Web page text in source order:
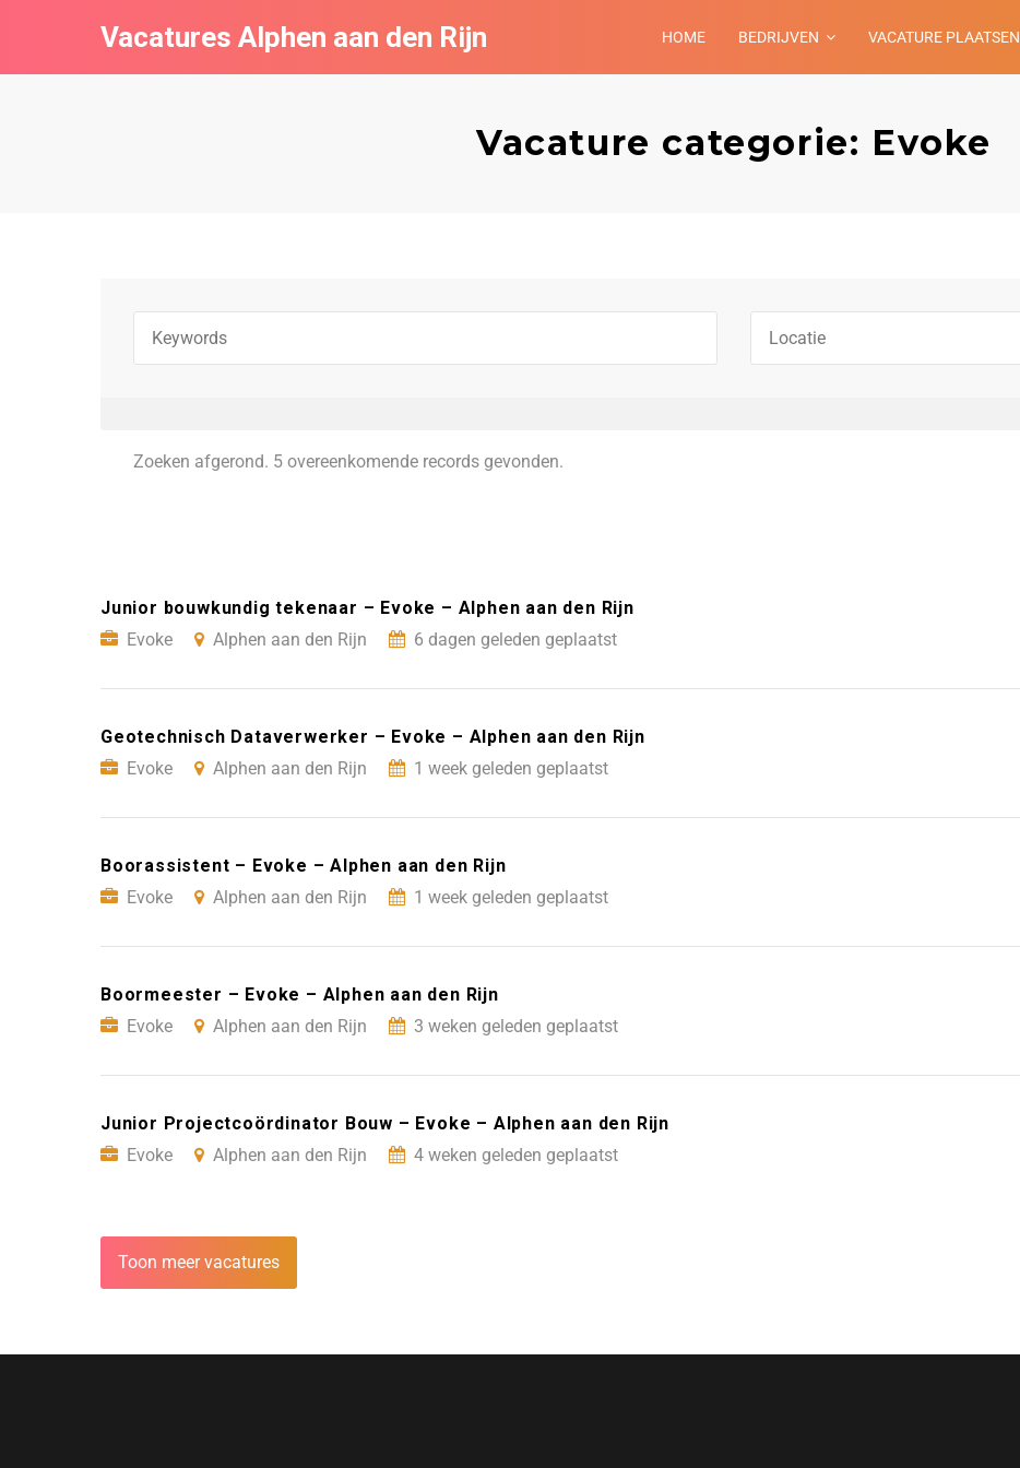
Vacatures Alphen aan den Rijn HOME BEDRIJVEN VACATURE PLAATSEN
Vacature categorie: Evoke
Zoeken afgerond. 5 overeenkomende records gevonden.
Junior bouwkundig tekenaar – Evoke – Alphen aan den Rijn
Evoke
Alphen aan den Rijn 6 dagen geleden geplaatst
Geotechnisch Dataverwerker – Evoke – Alphen aan den Rijn
Evoke
Alphen aan den Rijn 1 week geleden geplaatst
Boorassistent – Evoke – Alphen aan den Rijn
Evoke
Alphen aan den Rijn 1 week geleden geplaatst
Boormeester – Evoke – Alphen aan den Rijn
Evoke
Alphen aan den Rijn 3 weken geleden geplaatst
Junior Projectcoördinator Bouw – Evoke – Alphen aan den Rijn
Evoke
Alphen aan den Rijn 4 weken geleden geplaatst
Toon meer vacatures